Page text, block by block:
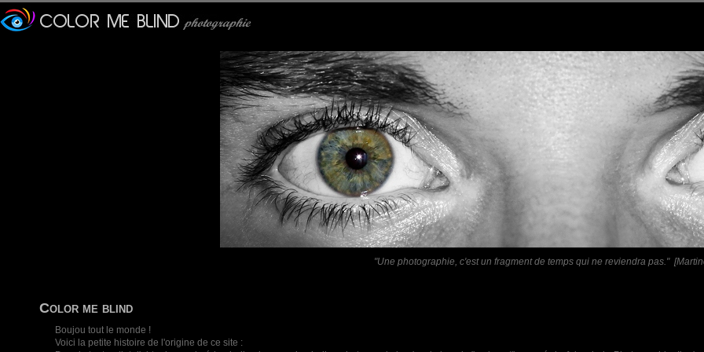
"Une photographie, c'est un fragment de temps qui ne reviendra pas."
Color me blind
Boujou tout le monde !
Voici la petite histoire de l'origine de ce site :